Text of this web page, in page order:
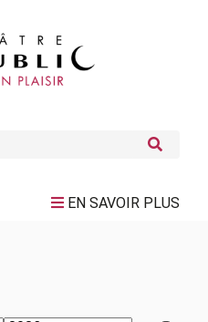
EN SAVOIR PLUS